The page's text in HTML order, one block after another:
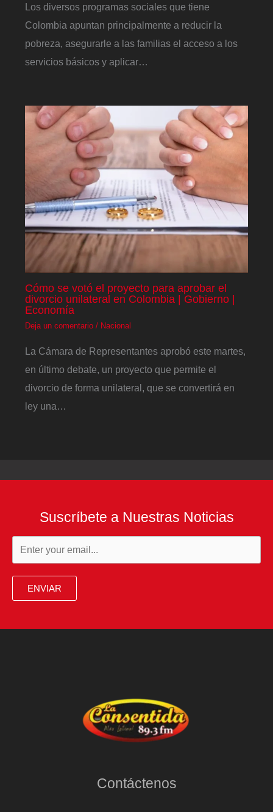
Los diversos programas sociales que tiene
Colombia apuntan principalmente a reducir la
pobreza, asegurarle a las familias el acceso a los
servicios básicos y aplicar…
Cómo se votó el proyecto para aprobar el
divorcio unilateral en Colombia | Gobierno |
Economía
Deja un comentario / Nacional
La Cámara de Representantes aprobó este martes,
en último debate, un proyecto que permite el
divorcio de forma unilateral, que se convertirá en
ley una…
Suscríbete a Nuestras Noticias
ENVIAR
Contáctenos